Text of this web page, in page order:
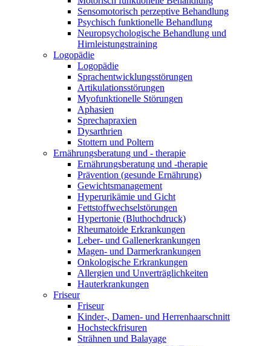
Sensomotorisch perzeptive Behandlung
Psychisch funktionelle Behandlung
Neuropsychologische Behandlung und
Hirnleistungstraining
Logopädie
Logopädie
Sprachentwicklungsstörungen
Artikulationsstörungen
Myofunktionelle Störungen
Aphasien
Sprechapraxien
Dysarthrien
Stottern und Poltern
Ernährungsberatung und - therapie
Ernährungsberatung und -therapie
Prävention (gesunde Ernährung)
Gewichtsmanagement
Hyperurikämie und Gicht
Fettstoffwechselstörungen
Hypertonie (Bluthochdruck)
Rheumatoide Erkrankungen
Leber- und Gallenerkrankungen
Magen- und Darmerkrankungen
Onkologische Erkrankungen
Allergien und Unverträglichkeiten
Hauterkrankungen
Friseur
Friseur
Kinder-, Damen- und Herrenhaarschnitt
Hochsteckfrisuren
Strähnen und Balayage